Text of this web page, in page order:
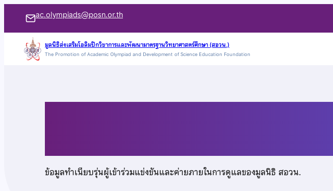
เนื้อหา
ac.olympiads@posn.or.th
มูลนิธิส่งเสริมโอลิมปิกวิชาการและพัฒนามาตรฐานวิทยาศาสตร์ศึกษา (สอวน.)
The Promotion of Academic Olympiad and Development of Science Education Foundation
ข้อมูลทำเนียบรุ่นผู้เข้าร่วมแข่งขันและค่ายภายในการดูแลของมูลนิธิ สอวน.